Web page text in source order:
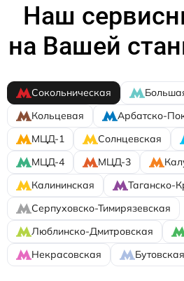
Наш
на Вашей
Сокольническая
Кольцевая
Арбатско-
МЦД-1
Солнцевская
МЦД-4
МЦД-3
Калининская
Таганско-
Серпуховско-Тимирязевская
Люблинско-Дмитровская
Некрасовская
Бутовская